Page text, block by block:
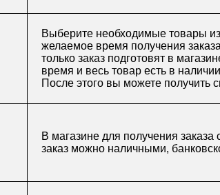
Выберите необходимые товары
желаемое время получения
только заказ подготовят в
время и весь товар есть в
После этого вы можете получить
В магазине для получения
заказ можно наличными,